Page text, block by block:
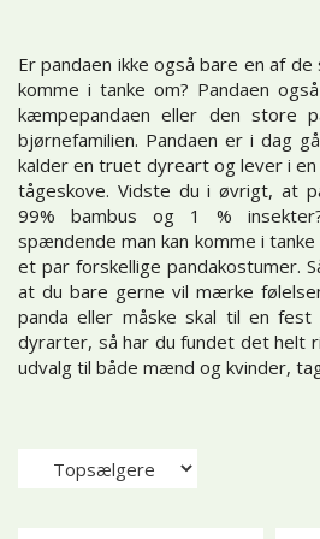
Er pandaen ikke også bare en af
komme i tanke om? Pandaen
kæmpepandaen eller den store
bjørnefamilien. Pandaen er i dag
kalder en truet dyreart og lever i
tågeskove. Vidste du i øvrigt, at
99% bambus og 1 %
spændende man kan komme i tanke
et par forskellige pandakostumer.
at du bare gerne vil mærke
panda eller måske skal til en
dyrarter, så har du fundet det helt
udvalg til både mænd og kvinder,